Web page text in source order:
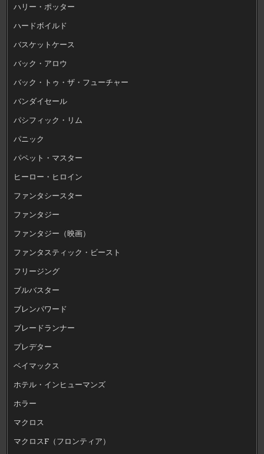
ハリー・ポッター
ハードボイルド
バスケットケース
バック・アロウ
バック・トゥ・ザ・フューチャー
バンダイセール
パシフィック・リム
パニック
パペット・マスター
ヒーロー・ヒロイン
ファンタシースター
ファンタジー
ファンタジー（映画）
ファンタスティック・ビースト
フリージング
ブルバスター
ブレンパワード
ブレードランナー
プレデター
ベイマックス
ホテル・インヒューマンズ
ホラー
マクロス
マクロスF（フロンティア）